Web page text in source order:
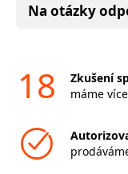
Na otázky
18
Zkušení
máme